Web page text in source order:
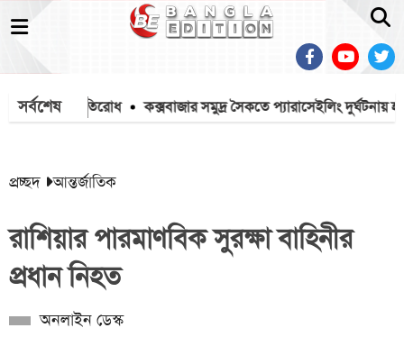
সর্বশেষপ্রতিরোধ কক্সবাজার সমুদ্র সৈকতে প্যারাসেইলিং দুর্ঘটনায় হত্যা
প্রচ্ছদ আন্তর্জাতিক
রাশিয়ার পারমাণবিক সুরক্ষা বাহিনীর
প্রধান নিহত
অনলাইন ডেস্ক